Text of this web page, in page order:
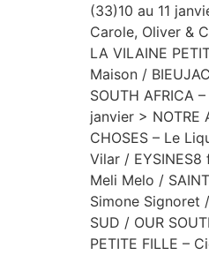
(33)10 au 11
Carole, Oliver &
LA VILAINE
Maison /
SOUTH AFRICA
janvier > NOTRE
CHOSES – Le
Vilar / EYSINES8
Meli Melo /
Simone Signoret
SUD / OUR
PETITE FILLE –